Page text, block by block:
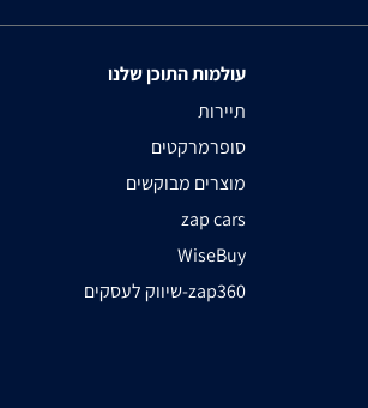
עולמות התוכן שלנו
תיירות
סופרמרקטים
מוצרים מבוקשים
zap cars
WiseBuy
שיווק לעסקים-zap360